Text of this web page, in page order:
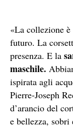
«La collezione
futuro. La
presenza. E la
maschile.
ispirata agli
Pierre-Joseph
d’arancio del
e bellezza, sobri